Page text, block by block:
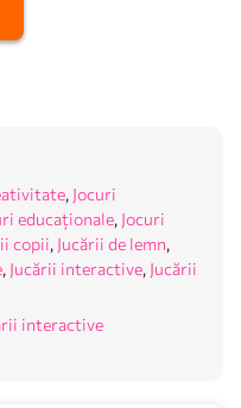
, Jocuri
educaționale, Jocuri
copii, Jucării de lemn,
, Jucării interactive, Jucării
interactive